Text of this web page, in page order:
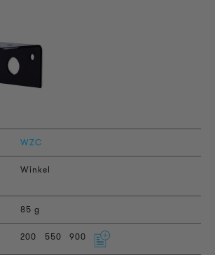
WZC
Winkel
85 g
200 550 900